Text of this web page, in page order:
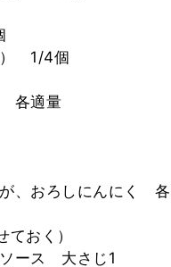
） 1/4個
各適量
、おろしにんにく
ておく）
ース 大さじ1